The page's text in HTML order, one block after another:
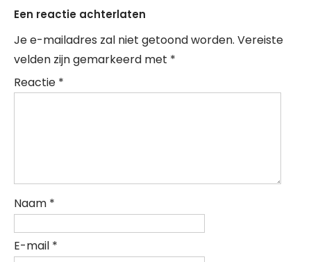
Een reactie achterlaten
Je e-mailadres zal niet getoond worden. Vereiste
velden zijn gemarkeerd met *
Reactie *
Naam *
E-mail *